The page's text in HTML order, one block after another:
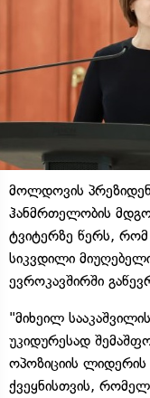
მოლდოვის
ჰანმრთელობის
ტვიტერზე წერს,
სიკვდილი
ევროკავშირში
"მიხეილ
უკიდურესად
ოპოზიციის ლიდერის
ქვეყნისთვის,